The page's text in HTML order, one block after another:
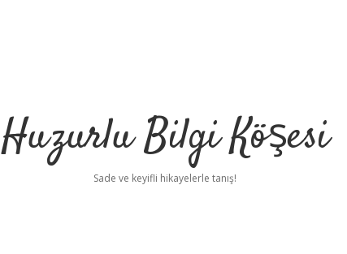
Huzurlu Bilgi Köşesi
Sade ve keyifli hikayelerle tanış!